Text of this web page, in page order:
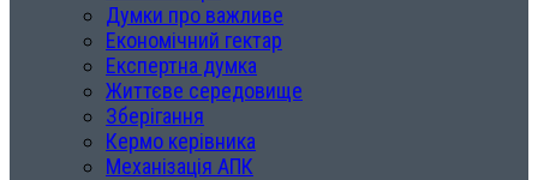
Думки про важливе
Економічний гектар
Експертна думка
Життєве середовище
Зберігання
Кермо керівника
Механізація АПК